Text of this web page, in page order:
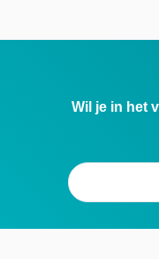
Wil je in het